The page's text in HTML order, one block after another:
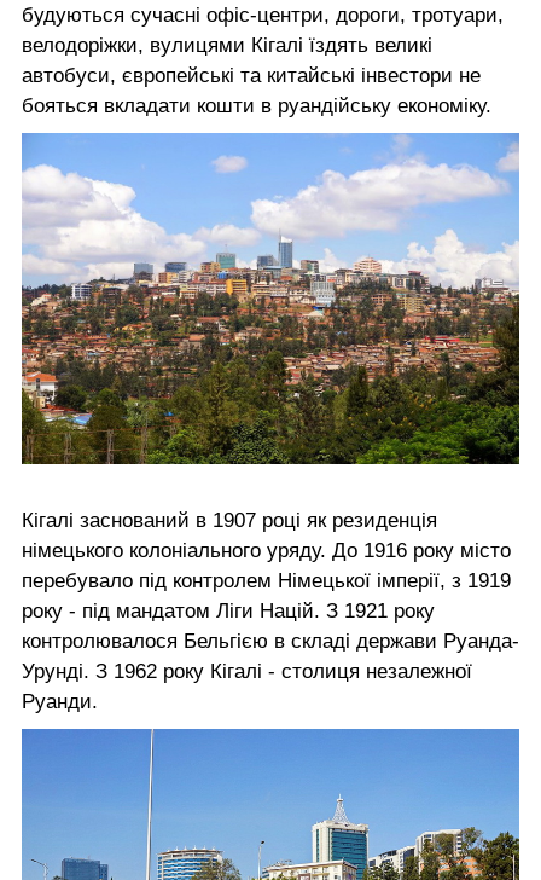
будуються сучасні офіс-центри, дороги, тротуари,
велодоріжки, вулицями Кігалі їздять великі
автобуси, європейські та китайські інвестори не
бояться вкладати кошти в руандійську економіку.
Кігалі заснований в 1907 році як резиденція
німецького колоніального уряду. До 1916 року місто
перебувало під контролем Німецької імперії, з 1919
року - під мандатом Ліги Націй. З 1921 року
контролювалося Бельгією в складі держави Руанда-
Урунді. З 1962 року Кігалі - столиця незалежної
Руанди.